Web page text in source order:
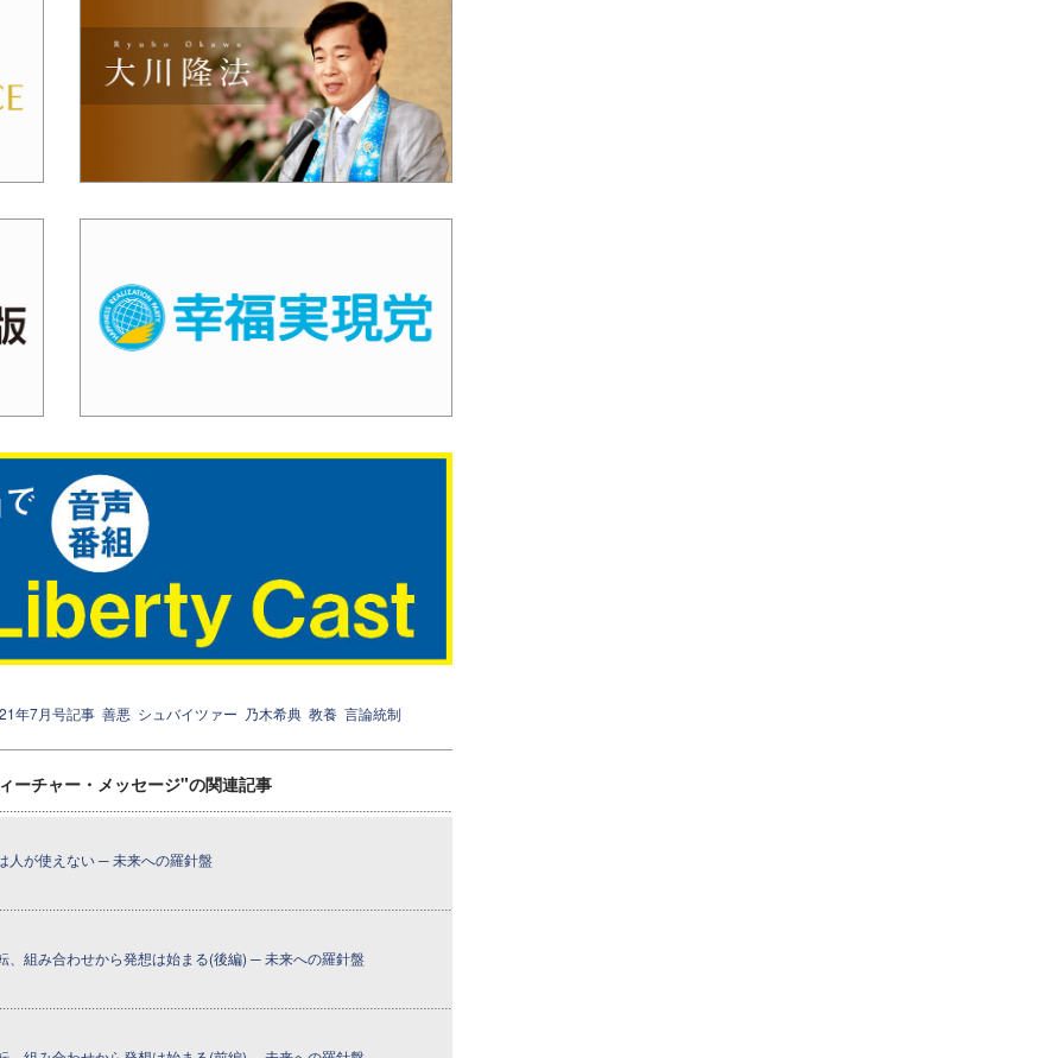
年7月号記事 善悪 シュバイツァー 乃木希典 教養 言論統制
ーチャー・メッセージ"の関連記事
人が使えない ─ 未来への羅針盤
、組み合わせから発想は始まる(後編) ─ 未来への羅針盤